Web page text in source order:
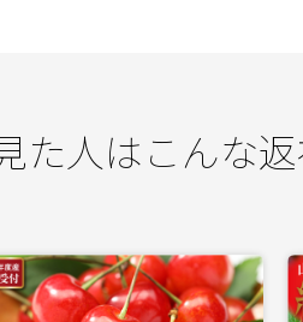
た人はこんな